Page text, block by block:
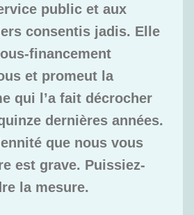
public et aux
consentis jadis. Elle
financement
et promeut la
qui l’a fait décrocher
dernières années.
que nous vous
est grave. Puissiez-
la mesure.